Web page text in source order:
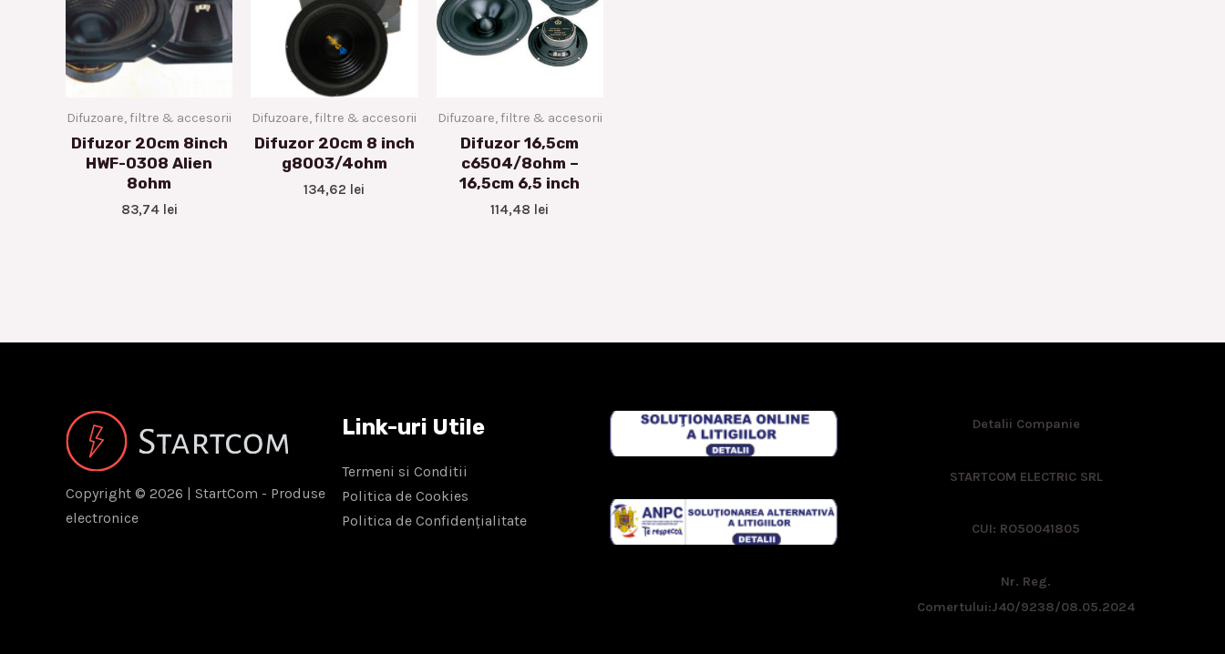
Difuzoare, filtre & accesorii
Difuzor 20cm 8inch
HWF-0308 Alien
8ohm
83,74 lei
Difuzoare, filtre & accesorii
Difuzor 20cm 8 inch
g8003/4ohm
134,62 lei
Difuzoare, filtre & accesorii
Difuzor 16,5cm
c6504/8ohm –
16,5cm 6,5 inch
114,48 lei
Copyright © 2026 | StartCom - Produse
electronice
Link-uri Utile
Termeni si Conditii
Politica de Cookies
Politica de Confidențialitate
Detalii Companie
STARTCOM ELECTRIC SRL
CUI: RO50041805
Nr. Reg.
Comertului:J40/9238/08.05.2024